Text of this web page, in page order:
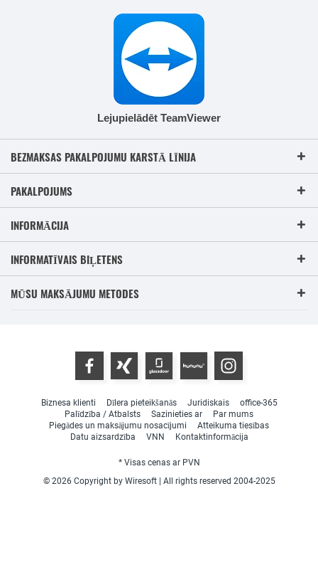
Lejupielādēt TeamViewer
BEZMAKSAS PAKALPOJUMU KARSTĀ LĪNIJA
PAKALPOJUMS
INFORMĀCIJA
INFORMATĪVAIS BIĻETENS
MŪSU MAKSĀJUMU METODES
Biznesa klienti Dīlera pieteikšanās Juridiskais
office-365
Palīdzība / Atbalsts
Sazinieties ar
Par mums
Piegādes un maksājumu nosacījumi
Atteikuma tiesības
Datu aizsardzība
VNN Kontaktinformācija
* Visas cenas ar PVN
© 2026 Copyright by Wiresoft | All rights reserved 2004-2025